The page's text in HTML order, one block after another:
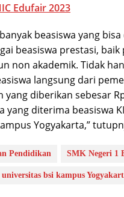
Edufair 2023
beasiswa yang
beasiswa prestasi, baik
non akademik. Tidak
langsung dari
yang diberikan sebesar
yang diterima beasiswa
Yogyakarta,”
Pendidikan SMK Negeri 1
universitas bsi kampus